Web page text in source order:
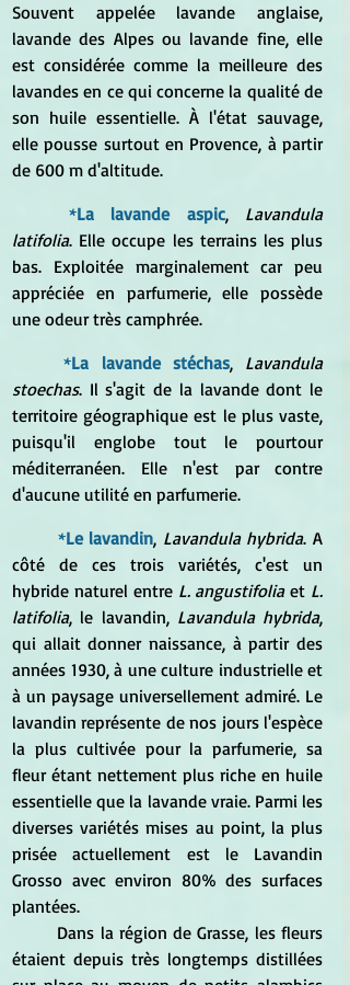
Souvent appelée lavande anglaise,
lavande des Alpes ou lavande fine, elle
est considérée comme la meilleure des
lavandes en ce qui concerne la qualité de
son huile essentielle. À l'état sauvage,
elle pousse surtout en Provence, à partir
de 600 m d'altitude.
*La lavande aspic, Lavandula
latifolia. Elle occupe les terrains les plus
bas. Exploitée marginalement car peu
appréciée en parfumerie, elle possède
une odeur très camphrée.
*La lavande stéchas, Lavandula
stoechas. Il s'agit de la lavande dont le
territoire géographique est le plus vaste,
puisqu'il englobe tout le pourtour
méditerranéen. Elle n'est par contre
d'aucune utilité en parfumerie.
*Le lavandin, Lavandula hybrida. A
côté de ces trois variétés, c'est un
hybride naturel entre L. angustifolia et L.
latifolia, le lavandin, Lavandula hybrida,
qui allait donner naissance, à partir des
années 1930, à une culture industrielle et
à un paysage universellement admiré. Le
lavandin représente de nos jours l'espèce
la plus cultivée pour la parfumerie, sa
fleur étant nettement plus riche en huile
essentielle que la lavande vraie. Parmi les
diverses variétés mises au point, la plus
prisée actuellement est le Lavandin
Grosso avec environ 80% des surfaces
plantées.
étaient depuis très longtemps distillées